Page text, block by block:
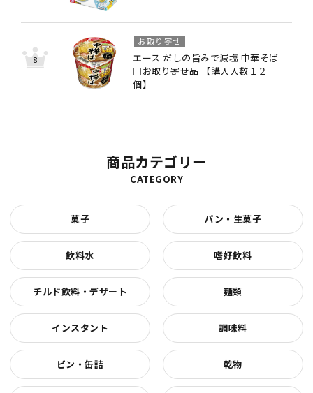
エース だしの旨みで減塩 中華そば
□お取り寄せ品 【購入入数１２
個】
お取り寄せ
商品カテゴリー
CATEGORY
菓子 パン・生菓子
飲料水 嗜好飲料
チルド飲料・デザート 麺類
インスタント 調味料
ビン・缶詰 乾物